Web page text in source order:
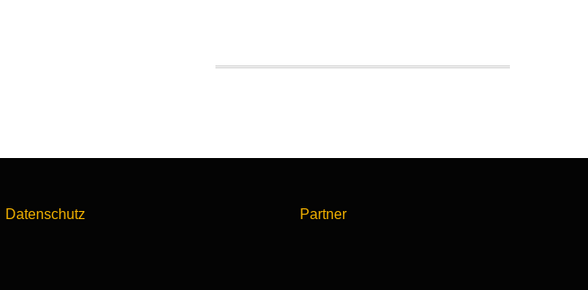
Ausgezeichnete
Datenschutz Partner